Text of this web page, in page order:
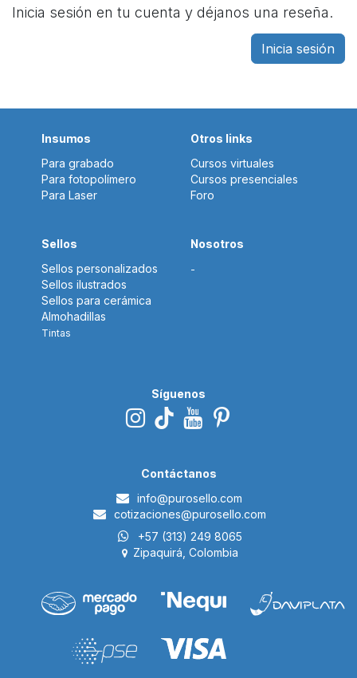
Inicia sesión en tu cuenta y déjanos una reseña.
Inicia sesión
Insumos
Para grabado
Para fotopolímero
Para Laser
Sellos
Sellos personalizados
Sellos ilustrados
Sellos para cerámica
Almohadillas
Tintas
Otros links
Cursos virtuales
Cursos presenciales
Foro
Nosotros
-
Síguenos
Contáctanos
i​nfo@purosello.com
cotizaciones@purosello.com
+57 (313) 249 8065
Zipaquirá, Colombia